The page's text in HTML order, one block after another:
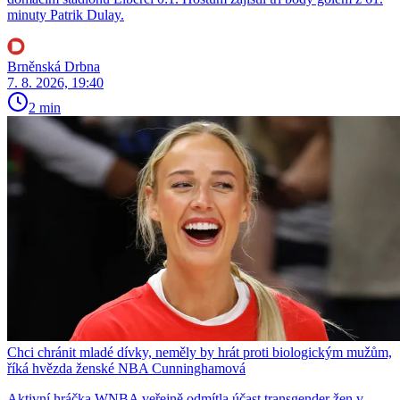
minuty Patrik Dulay.
Brněnská Drbna
7. 8. 2026, 19:40
2 min
Chci chránit mladé dívky, neměly by hrát proti biologickým mužům,
říká hvězda ženské NBA Cunninghamová